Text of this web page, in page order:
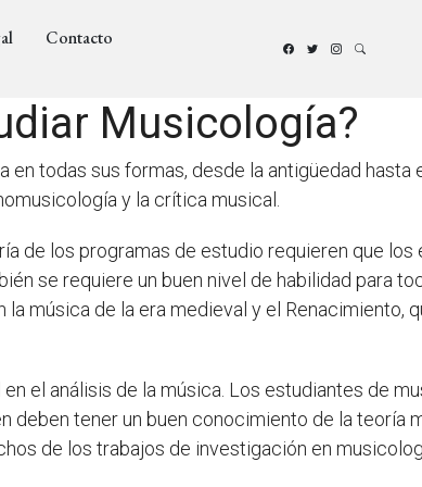
Contacto
Musicología?
todas sus formas, desde la antigüedad hasta
y la crítica musical.
de los programas de estudio requieren que los
se requiere un buen nivel de habilidad para
música de la era medieval y el Renacimiento,
el análisis de la música. Los estudiantes de
tener un buen conocimiento de la teoría
de los trabajos de investigación en